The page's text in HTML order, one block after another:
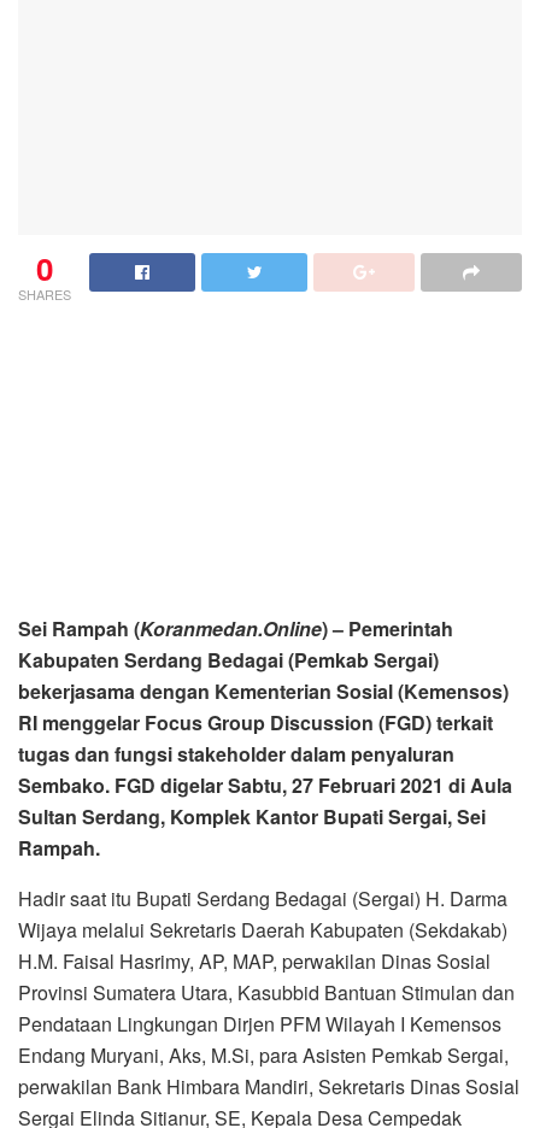
0
SHARES
Sei Rampah (Koranmedan.Online) – Pemerintah
Kabupaten Serdang Bedagai (Pemkab Sergai)
bekerjasama dengan Kementerian Sosial (Kemensos)
RI menggelar Focus Group Discussion (FGD) terkait
tugas dan fungsi stakeholder dalam penyaluran
Sembako. FGD digelar Sabtu, 27 Februari 2021 di Aula
Sultan Serdang, Komplek Kantor Bupati Sergai, Sei
Rampah.
Hadir saat itu Bupati Serdang Bedagai (Sergai) H. Darma
Wijaya melalui Sekretaris Daerah Kabupaten (Sekdakab)
H.M. Faisal Hasrimy, AP, MAP, perwakilan Dinas Sosial
Provinsi Sumatera Utara, Kasubbid Bantuan Stimulan dan
Pendataan Lingkungan Dirjen PFM Wilayah I Kemensos
Endang Muryani, Aks, M.Si, para Asisten Pemkab Sergai,
perwakilan Bank Himbara Mandiri, Sekretaris Dinas Sosial
Sergai Elinda Sitianur, SE, Kepala Desa Cempedak